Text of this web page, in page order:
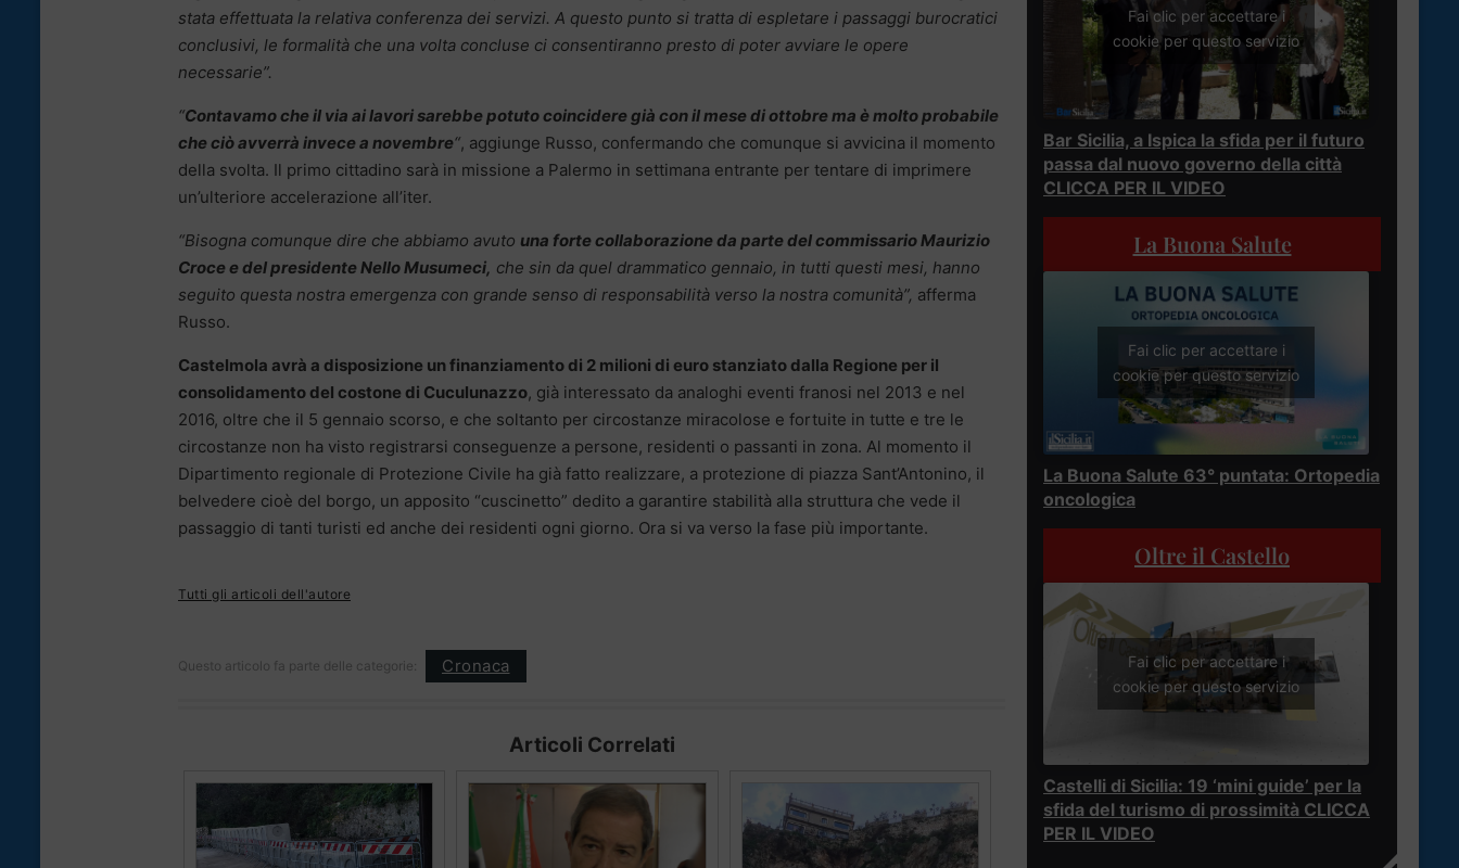
stata effettuata la relativa conferenza dei servizi. A questo punto si tratta di espletare i passaggi burocratici
conclusivi, le formalità che una volta concluse ci consentiranno presto di poter avviare le opere
necessarie”.
“Contavamo che il via ai lavori sarebbe potuto coincidere già con il mese di ottobre ma è molto probabile
che ciò avverrà invece a novembre“, aggiunge Russo, confermando che comunque si avvicina il momento
della svolta. Il primo cittadino sarà in missione a Palermo in settimana entrante per tentare di imprimere
un’ulteriore accelerazione all’iter.
“Bisogna comunque dire che abbiamo avuto una forte collaborazione da parte del commissario Maurizio
Croce e del presidente Nello Musumeci, che sin da quel drammatico gennaio, in tutti questi mesi, hanno
seguito questa nostra emergenza con grande senso di responsabilità verso la nostra comunità”, afferma
Russo.
Castelmola avrà a disposizione un finanziamento di 2 milioni di euro stanziato dalla Regione per il
consolidamento del costone di Cuculunazzo, già interessato da analoghi eventi franosi nel 2013 e nel
2016, oltre che il 5 gennaio scorso, e che soltanto per circostanze miracolose e fortuite in tutte e tre le
circostanze non ha visto registrarsi conseguenze a persone, residenti o passanti in zona. Al momento il
Dipartimento regionale di Protezione Civile ha già fatto realizzare, a protezione di piazza Sant’Antonino, il
belvedere cioè del borgo, un apposito “cuscinetto” dedito a garantire stabilità alla struttura che vede il
passaggio di tanti turisti ed anche dei residenti ogni giorno. Ora si va verso la fase più importante.
Tutti gli articoli dell'autore
Questo articolo fa parte delle categorie: Cronaca
Articoli Correlati
Fai clic per accettare i
cookie per questo servizio
Bar Sicilia, a Ispica la sfida per il futuro
passa dal nuovo governo della città
CLICCA PER IL VIDEO
La Buona Salute
Fai clic per accettare i
cookie per questo servizio
La Buona Salute 63° puntata: Ortopedia
oncologica
Oltre il Castello
Fai clic per accettare i
cookie per questo servizio
Castelli di Sicilia: 19 ‘mini guide’ per la
sfida del turismo di prossimità CLICCA
PER IL VIDEO